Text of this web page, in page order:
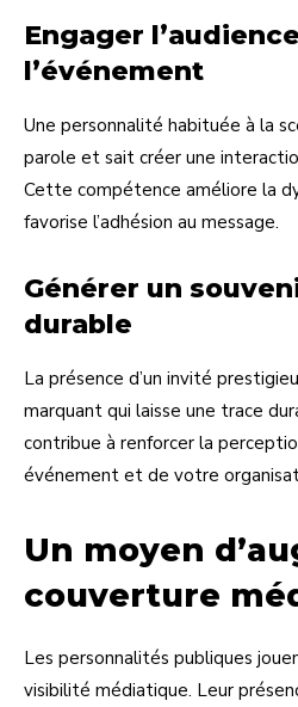
Engager
l’événement
Une personnalité habituée à la
parole et sait créer une
Cette compétence améliore la
favorise l’adhésion au message.
Générer un
durable
La présence d’un invité
marquant qui laisse une trace
contribue à renforcer la
événement et de votre
Un moyen
couverture
Les personnalités publiques
visibilité médiatique. Leur